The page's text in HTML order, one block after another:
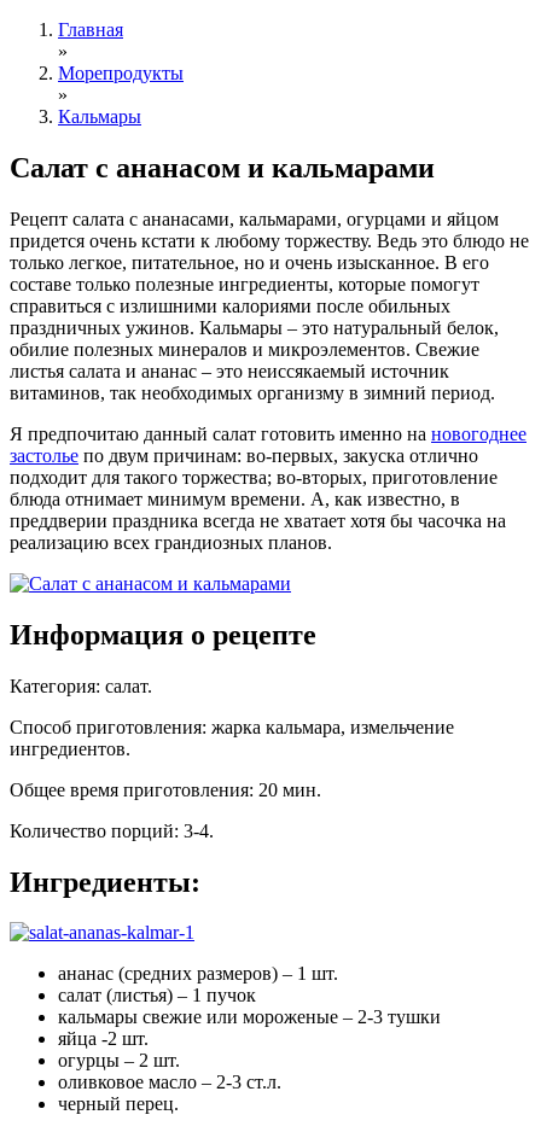
Главная
»
Морепродукты
»
Кальмары
Салат с ананасом и кальмарами
Рецепт салата с ананасами, кальмарами, огурцами и яйцом
придется очень кстати к любому торжеству. Ведь это блюдо не
только легкое, питательное, но и очень изысканное. В его
составе только полезные ингредиенты, которые помогут
справиться с излишними калориями после обильных
праздничных ужинов. Кальмары – это натуральный белок,
обилие полезных минералов и микроэлементов. Свежие
листья салата и ананас – это неиссякаемый источник
витаминов, так необходимых организму в зимний период.
Я предпочитаю данный салат готовить именно на новогоднее
застолье по двум причинам: во-первых, закуска отлично
подходит для такого торжества; во-вторых, приготовление
блюда отнимает минимум времени. А, как известно, в
преддверии праздника всегда не хватает хотя бы часочка на
реализацию всех грандиозных планов.
Информация о рецепте
Категория: салат.
Способ приготовления: жарка кальмара, измельчение
ингредиентов.
Общее время приготовления: 20 мин.
Количество порций: 3-4.
Ингредиенты:
ананас (средних размеров) – 1 шт.
салат (листья) – 1 пучок
кальмары свежие или мороженые – 2-3 тушки
яйца -2 шт.
огурцы – 2 шт.
оливковое масло – 2-3 ст.л.
черный перец.